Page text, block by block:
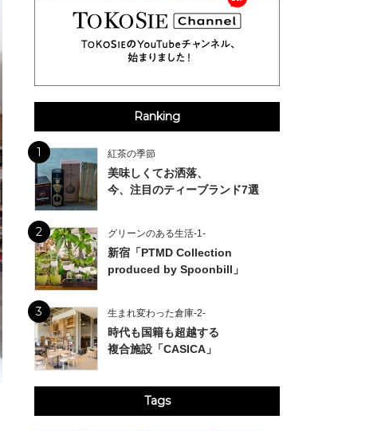
Ranking
1 紅茶の季節
美味しくてお洒落、
今、注目のティーブランド7選
2 グリーンのある生活-1-
新宿「PTMD Collection
produced by Spoonbill」
3 生まれ変わった倉庫-2-
時代も国籍も超越する
複合施設「CASICA」
Tags